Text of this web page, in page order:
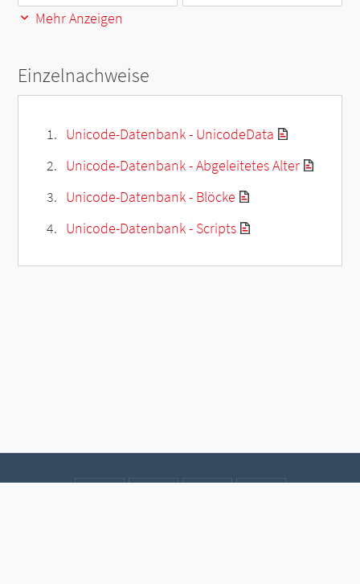
Mehr Anzeigen
Einzelnachweise
Unicode-Datenbank - UnicodeData
Unicode-Datenbank - Abgeleitetes Alter
Unicode-Datenbank - Blöcke
Unicode-Datenbank - Scripts